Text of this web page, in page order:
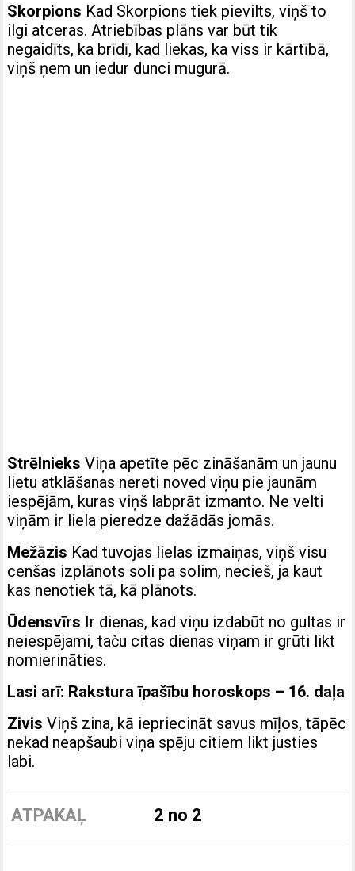
Skorpions Kad Skorpions tiek pievilts, viņš to
ilgi atceras. Atriebības plāns var būt tik
negaidīts, ka brīdī, kad liekas, ka viss ir kārtībā,
viņš ņem un iedur dunci mugurā.
Strēlnieks Viņa apetīte pēc zināšanām un jaunu
lietu atklāšanas nereti noved viņu pie jaunām
iespējām, kuras viņš labprāt izmanto. Ne velti
viņām ir liela pieredze dažādās jomās.
Mežāzis Kad tuvojas lielas izmaiņas, viņš visu
cenšas izplānots soli pa solim, necieš, ja kaut
kas nenotiek tā, kā plānots.
Ūdensvīrs Ir dienas, kad viņu izdabūt no gultas ir
neiespējami, taču citas dienas viņam ir grūti likt
nomierināties.
Lasi arī: Rakstura īpašību horoskops – 16. daļa
Zivis Viņš zina, kā iepriecināt savus mīļos, tāpēc
nekad neapšaubi viņa spēju citiem likt justies
labi.
ATPAKAĻ 2 no 2